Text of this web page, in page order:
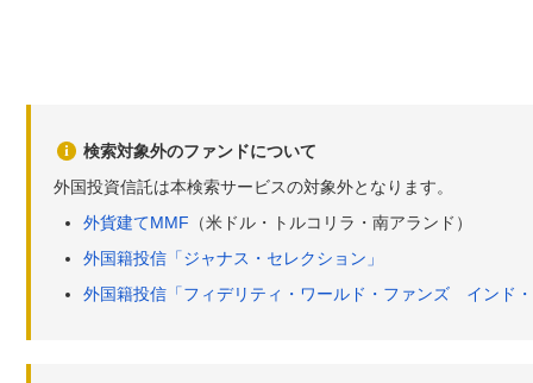
検索対象外のファンドについて
外国投資信託は本検索サービスの対象外となります。
外貨建てMMF （米ドル・トルコリラ・南アランド）
外国籍投信「ジャナス・セレクション」
外国籍投信「フィデリティ・ワールド・ファンズ インド